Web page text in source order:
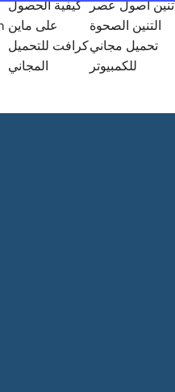
كيفية الحصول
على ماين
كرافت للتحميل
المجاني
تنين اصول عصر
التنين الصحوة
تحميل مجاني
للكمبيوتر